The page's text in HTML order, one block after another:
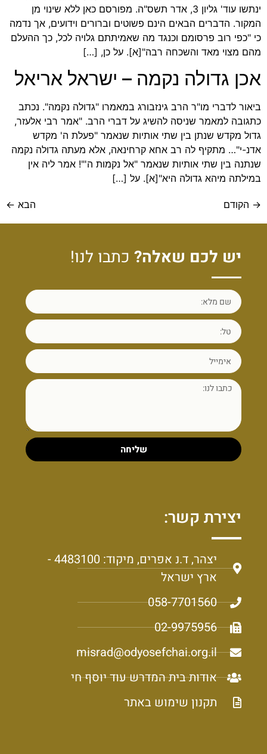
ינתשו עוד' גליון 3, אדר תשס"ה. מפורסם כאן ללא שינוי מן
המקור. הדברים הבאים הינם פשוטים וברורים וידועים, אך נדמה
כי "כפי רוב פרסומם וכנגד מה שאמיתתם גלויה לכל, כך ההעלם
מהם מצוי מאד והשכחה רבה"[א]. על כן, […]
אכן גדולה נקמה – ישראל אריאל
ביאור לדברי מו"ר הרב גינזבורג במאמרו "גדולה נקמה". נכתב
כתגובה למאמר שניסה להשיג על דברי הרב. "אמר רבי אלעזר,
גדול מקדש שנתן בין שתי אותיות שנאמר "פעלת ה' מקדש
אדנ-י"… מתקיף לה רב אחא קרחינאה, אלא מעתה גדולה נקמה
שנתנה בין שתי אותיות שנאמר "אל נקמות ה'"! אמר ליה אין
במילתה מיהא גדולה היא"[א]. על […]
→ הקודם הבא ←
יש לכם שאלה? כתבו לנו!
שליחה
יצירת קשר:
יצהר, ד.נ אפרים, מיקוד: 4483100 -
ארץ ישראל
058-7701560
02-9975956
misrad@odyosefchai.org.il
אודות בית המדרש עוד יוסף חי
תקנון שימוש באתר